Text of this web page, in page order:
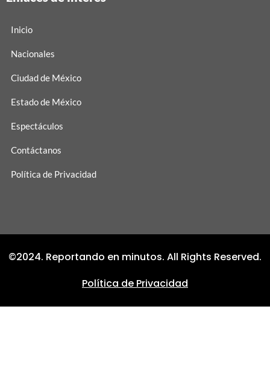
Inicio
Nacionales
Ciudad de México
Estado de México
Espectáculos
Contáctanos
Política de Privacidad
©2024. Reportando en minutos. All Rights Reserved.
Política de Privacidad